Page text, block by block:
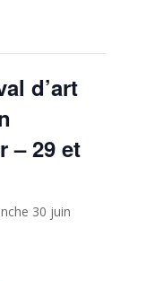
d’art
– 29 et
30 juin